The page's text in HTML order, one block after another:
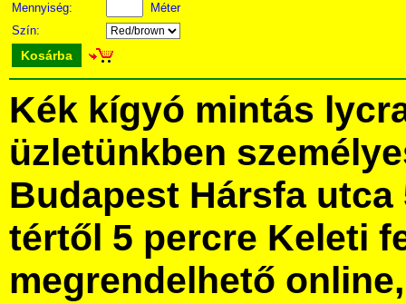
Mennyiség:
Méter
Szín:
Kosárba
Kék kígyó mintás
üzletünkben
Budapest Hársfa utca
tértől 5 percre Keleti
megrendelhető